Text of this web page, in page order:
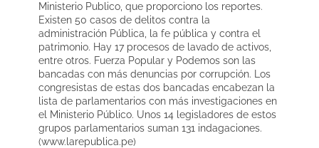
Ministerio Publico, que proporciono los reportes.
Existen 50 casos de delitos contra la
administración Pública, la fe pública y contra el
patrimonio. Hay 17 procesos de lavado de activos,
entre otros. Fuerza Popular y Podemos son las
bancadas con más denuncias por corrupción. Los
congresistas de estas dos bancadas encabezan la
lista de parlamentarios con más investigaciones en
el Ministerio Público. Unos 14 legisladores de estos
grupos parlamentarios suman 131 indagaciones.
(www.larepublica.pe)